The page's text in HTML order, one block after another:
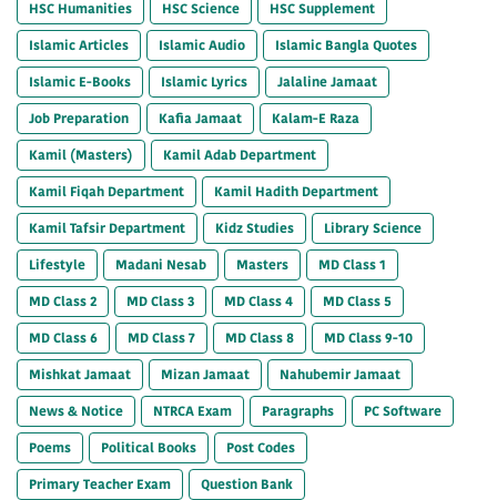
HSC Humanities
HSC Science
HSC Supplement
Islamic Articles
Islamic Audio
Islamic Bangla Quotes
Islamic E-Books
Islamic Lyrics
Jalaline Jamaat
Job Preparation
Kafia Jamaat
Kalam-E Raza
Kamil (Masters)
Kamil Adab Department
Kamil Fiqah Department
Kamil Hadith Department
Kamil Tafsir Department
Kidz Studies
Library Science
Lifestyle
Madani Nesab Masters
MD Class 1
MD Class 2
MD Class 3 MD Class 4
MD Class 5
MD Class 6
MD Class 7 MD Class 8
MD Class 9-10
Mishkat Jamaat
Mizan Jamaat
Nahubemir Jamaat
News & Notice
NTRCA Exam Paragraphs
PC Software
Poems
Political Books
Post Codes
Primary Teacher Exam
Question Bank